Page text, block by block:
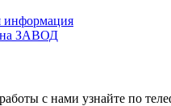
информация
на ЗАВОД
с нами узнайте по